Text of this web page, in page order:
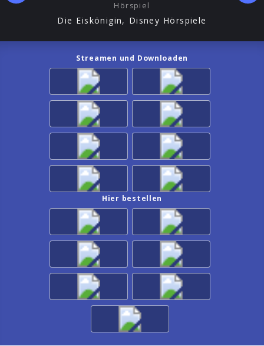
Hörspiel
Die Eiskönigin, Disney Hörspiele
Streamen und Downloaden
Hier bestellen